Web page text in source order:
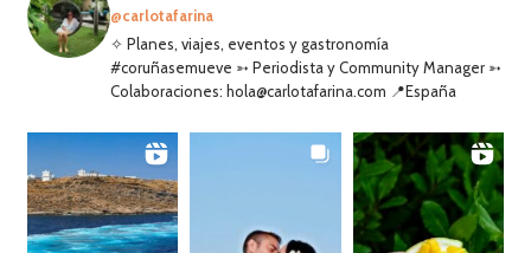
@carlotafarina
✧ Planes, viajes, eventos y gastronomía
#coruñasemueve ➳ Periodista y Community Manager ➳
Colaboraciones: hola@carlotafarina.com 📍España